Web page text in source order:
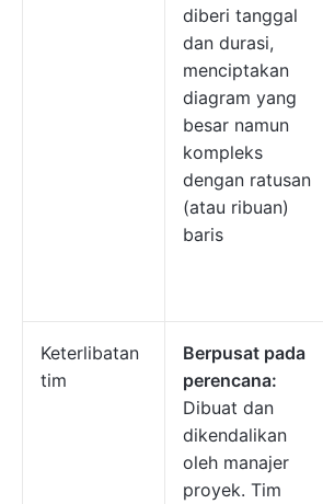
diberi tanggal
dan durasi,
menciptakan
diagram yang
besar namun
kompleks
dengan ratusan
(atau ribuan)
baris
Keterlibatan
tim
Berpusat pada
perencana:
Dibuat dan
dikendalikan
oleh manajer
proyek. Tim